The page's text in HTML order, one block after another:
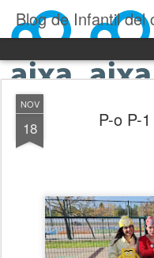
Blog de Infantil del
NOV
18 P-o P-